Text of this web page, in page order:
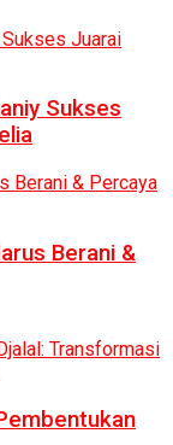
Sukses
Berani &